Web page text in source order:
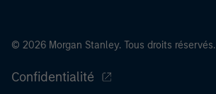
© 2026 Morgan Stanley. Tous droits réservés.
Confidentialité